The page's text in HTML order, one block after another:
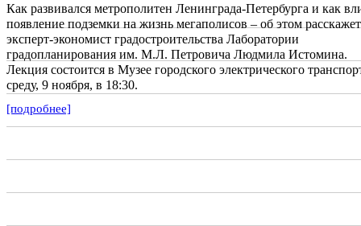
Как развивался метрополитен Ленинграда-Петербурга и как
появление подземки на жизнь мегаполисов – об этом расскажет
эксперт-экономист градостроительства Лаборатории
градопланирования им. М.Л. Петровича Людмила Истомина.
Лекция состоится в Музее городского электрического
среду, 9 ноября, в 18:30.
[подробнее]